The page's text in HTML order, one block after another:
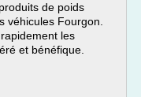
de poids
véhicules Fourgon.
les
et bénéfique.